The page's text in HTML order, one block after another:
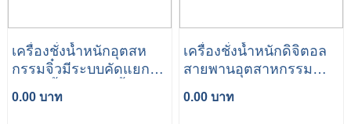
เครื่องชั่งน้ำหนักอุตสห
กรรมจิ๋วมีระบบคัดแยกน้ำ
ขาด
0.00 บาท
เครื่องชั่งน้ำหนักดิจิตอล
สายพานอุตสาหกรรม
0.00 บาท